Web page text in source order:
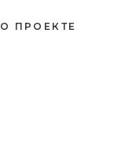
О ПРОЕКТЕ